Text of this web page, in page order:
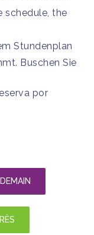
schedule, the
Stundenplan
Buschen Sie
por
DEMAIN